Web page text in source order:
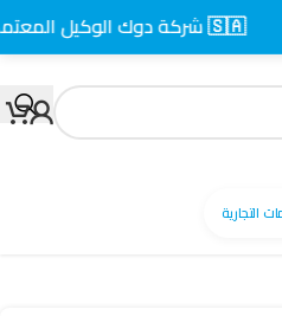
التجارية